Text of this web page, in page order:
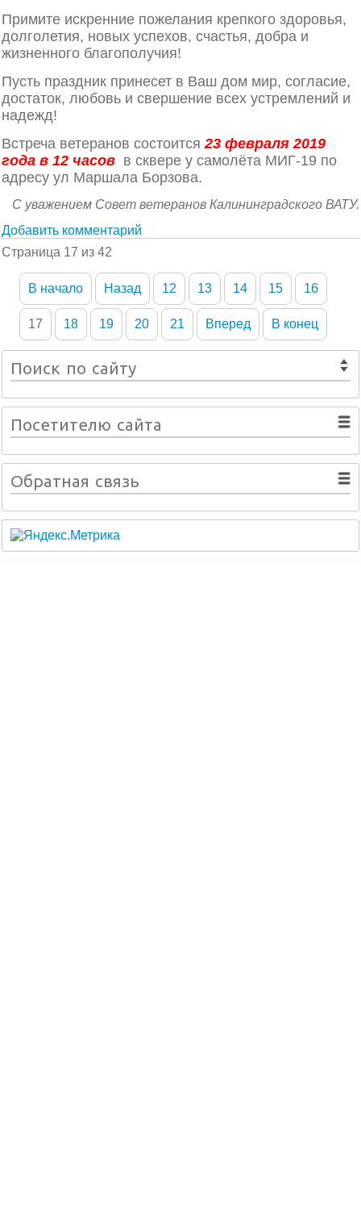
Примите искренние пожелания крепкого здоровья,
долголетия, новых успехов, счастья, добра и
жизненного благополучия!
Пусть праздник принесет в Ваш дом мир, согласие,
достаток, любовь и свершение всех устремлений и
надежд!
Встреча ветеранов состоится 23 февраля 2019
года в 12 часов в сквере у самолёта МИГ-19 по
адресу ул Маршала Борзова.
С уважением Совет ветеранов Калининградского ВАТУ.
Добавить комментарий
Страница 17 из 42
В начало Назад 12 13 14 15 16
17 18 19 20 21 Вперед В конец
Поиск по сайту
Посетителю сайта
Обратная связь